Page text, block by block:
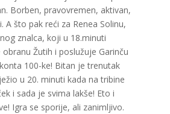
Borben, pravovremen, aktivan,
A što pak reći za Renea Solinu,
znalca, koji u 18.minuti
Žutih i poslužuje Garinču
100-ke! Bitan je trenutak
u 20. minuti kada na tribine
i sada je svima lakše! Eto i
Igra se sporije, ali zanimljivo.